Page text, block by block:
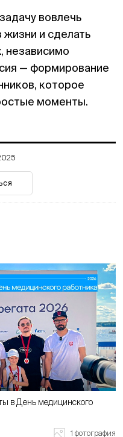
вовлечь
и сделать
независимо
— формирование
которое
моменты.
1 фотография
в День медицинского